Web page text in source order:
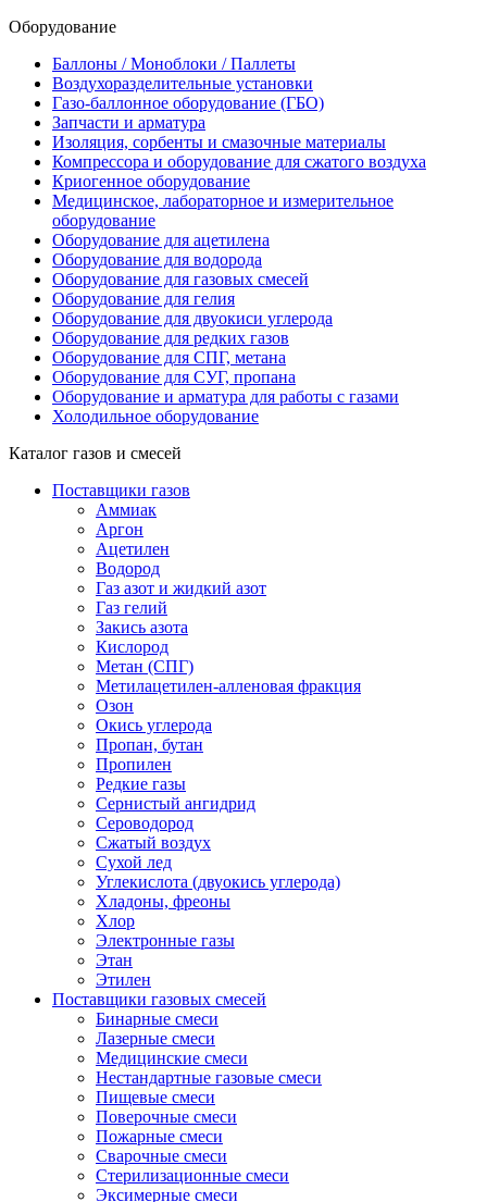
Оборудование
Баллоны / Моноблоки / Паллеты
Воздухоразделительные установки
Газо-баллонное оборудование (ГБО)
Запчасти и арматура
Изоляция, сорбенты и смазочные материалы
Компрессора и оборудование для сжатого воздуха
Криогенное оборудование
Медицинское, лабораторное и измерительное
оборудование
Оборудование для ацетилена
Оборудование для водорода
Оборудование для газовых смесей
Оборудование для гелия
Оборудование для двуокиси углерода
Оборудование для редких газов
Оборудование для СПГ, метана
Оборудование для СУГ, пропана
Оборудование и арматура для работы с газами
Холодильное оборудование
Каталог газов и смесей
Поставщики газов
Аммиак
Аргон
Ацетилен
Водород
Газ азот и жидкий азот
Газ гелий
Закись азота
Кислород
Метан (СПГ)
Метилацетилен-алленовая фракция
Озон
Окись углерода
Пропан, бутан
Пропилен
Редкие газы
Сернистый ангидрид
Сероводород
Сжатый воздух
Сухой лед
Углекислота (двуокись углерода)
Хладоны, фреоны
Хлор
Электронные газы
Этан
Этилен
Поставщики газовых смесей
Бинарные смеси
Лазерные смеси
Медицинские смеси
Нестандартные газовые смеси
Пищевые смеси
Поверочные смеси
Пожарные смеси
Сварочные смеси
Стерилизационные смеси
Эксимерные смеси